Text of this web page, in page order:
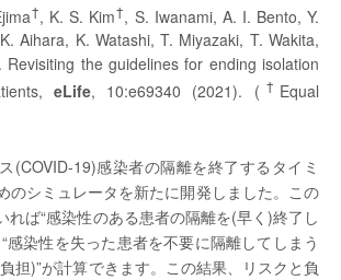
†, K. S. Kim†, S. Iwanami, A. I. Bento, Y.
Aihara, K. Watashi, T. Miyazaki, T. Wakita,
Revisiting the guidelines for ending isolation
eLife, 10:e69340 (2021). ( † Equal
(COVID-19)感染者の隔離を終了するタイミ
のシミュレータを新たに開発しました。この
れば“感染性のある患者の隔離を(早く)終了し
感染性を失った患者を不要に隔離してしまう
担)”が計算できます。この結果、リスクと負